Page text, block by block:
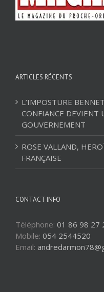
ARTICLES RÉCENTS
L’IMPOSTURE
CONFIANCE DEVIENT
GOUVERNEMENT
ROSE VALLAND,
FRANÇAISE
CONTACT INFO
Téléphone: 01 86 98 27
Mobile: 054 2544520
Email: